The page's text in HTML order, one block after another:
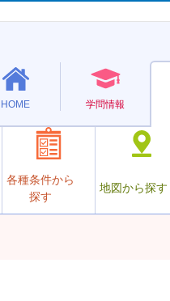
HOME 学問情報
各種条件から
探す
地図から探す